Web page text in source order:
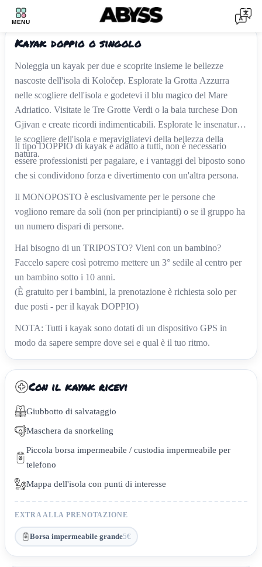
MENU
‹
/3
KAYAK DOPPIO
Kayak doppio o singolo
Noleggia un kayak per due e scoprite insieme le bellezze
nascoste dell'isola di Koločep. Esplorate la Grotta Azzurra
nelle scogliere dell'isola e godetevi il blu magico del Mare
Adriatico. Visitate le Tre Grotte Verdi o la baia turchese Don
Gjivan e create ricordi indimenticabili. Esplorate le insenature e
le scogliere dell'isola e meravigliatevi della bellezza della
natura.
Il tipo DOPPIO di kayak è adatto a tutti, non è necessario
essere professionisti per pagaiare, e i vantaggi del biposto sono
che si condividono forza e divertimento con un'altra persona.
Il MONOPOSTO è esclusivamente per le persone che
vogliono remare da soli (non per principianti) o se il gruppo ha
un numero dispari di persone.
Hai bisogno di un TRIPOSTO? Vieni con un bambino?
Faccelo sapere così potremo mettere un 3° sedile al centro per
un bambino sotto i 10 anni.
(È gratuito per i bambini, la prenotazione è richiesta solo per
due posti - per il kayak DOPPIO)
NOTA: Tutti i kayak sono dotati di un dispositivo GPS in
modo da sapere sempre dove sei e qual è il tuo ritmo.
Con il kayak ricevi
Giubbotto di salvataggio
Maschera da snorkeling
Piccola borsa impermeabile / custodia impermeabile per
telefono
Mappa dell'isola con punti di interesse
EXTRA ALLA PRENOTAZIONE
Borsa impermeabile grande5€